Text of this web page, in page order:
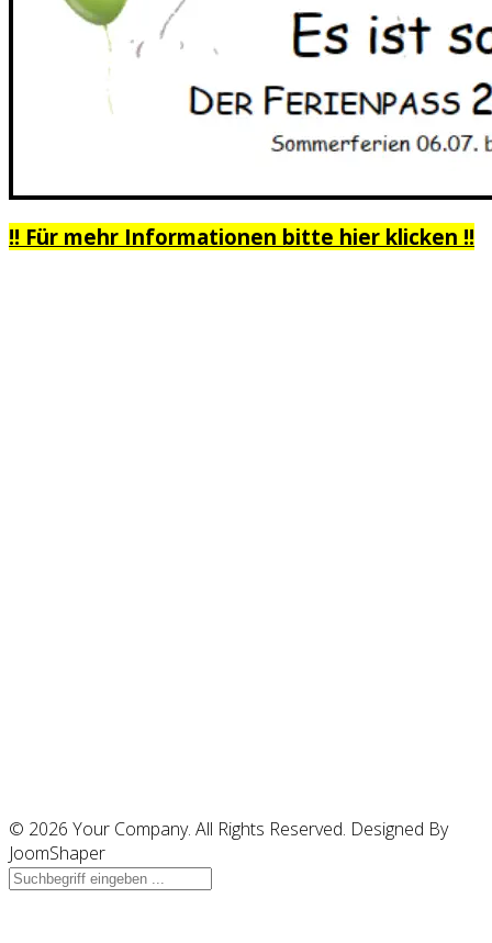
!! Für mehr Informationen bitte hier klicken !!
© 2026 Your Company. All Rights Reserved. Designed By
JoomShaper